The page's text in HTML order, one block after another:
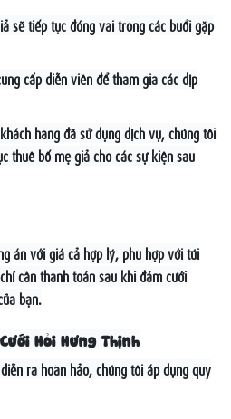
sẽ tiếp tục đóng vai trong các buổi gặp
cấp diễn viên để tham gia các dịp
hàng đã sử dụng dịch vụ, chúng tôi
thuê bố mẹ giả cho các sự kiện sau
án với giá cả hợp lý, phù hợp với túi
cần thanh toán sau khi đám cưới
bạn.
Hỏi Hưng Thịnh
ra hoàn hảo, chúng tôi áp dụng quy